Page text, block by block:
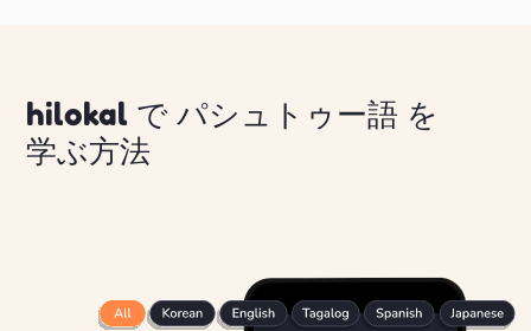
hilokal で パシュトゥー語 を
学ぶ方法